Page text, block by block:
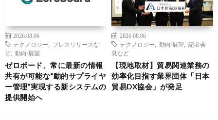
2026.08.06
テクノロジー
プレスリリースな
ど
動向/展望
ゼロボード、常に最新の情報
共有が可能な“動的サプライヤ
ー管理”実現する新システムの
提供開始へ
2026.08.06
テクノロジー
動向/展望
記者会
見など
【現地取材】貿易関連業務の
効率化目指す業界団体「日本
貿易DX協会」が発足